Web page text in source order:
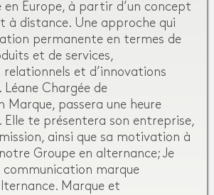
en Europe, à partir d’un concept
à distance. Une approche qui
permanente en termes de
et de services,
relationnels et d’innovations
Léane Chargée de
Marque, passera une heure
te présentera son entreprise,
ainsi que sa motivation à
Groupe en alternance; Je
communication marque
Marque et